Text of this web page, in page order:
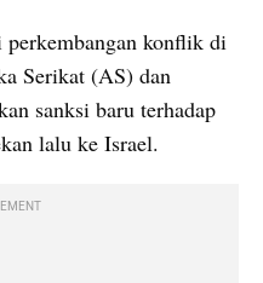
perkembangan konflik di
Serikat (AS) dan
sanksi baru terhadap
lalu ke Israel.